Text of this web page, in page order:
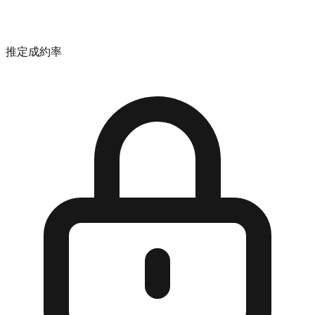
推定成約率